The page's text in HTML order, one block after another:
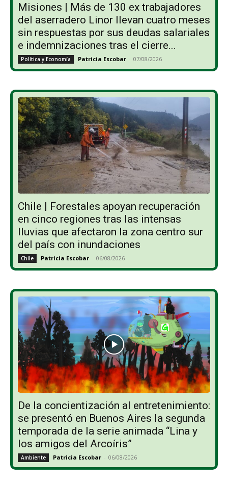
Misiones | Más de 130 ex trabajadores
del aserradero Linor llevan cuatro meses
sin respuestas por sus deudas salariales
e indemnizaciones tras el cierre...
Política y Economía Patricia Escobar - 07/08/2026
Chile | Forestales apoyan recuperación
en cinco regiones tras las intensas
lluvias que afectaron la zona centro sur
del país con inundaciones
Chile Patricia Escobar - 06/08/2026
De la concientización al entretenimiento:
se presentó en Buenos Aires la segunda
temporada de la serie animada “Lina y
los amigos del Arcoíris”
Ambiente Patricia Escobar - 06/08/2026